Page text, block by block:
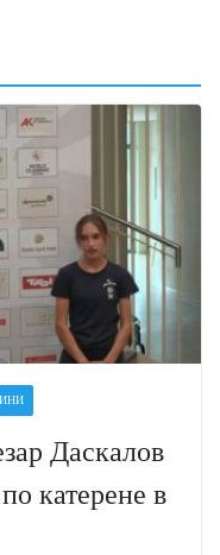
Даскалов
катерене в